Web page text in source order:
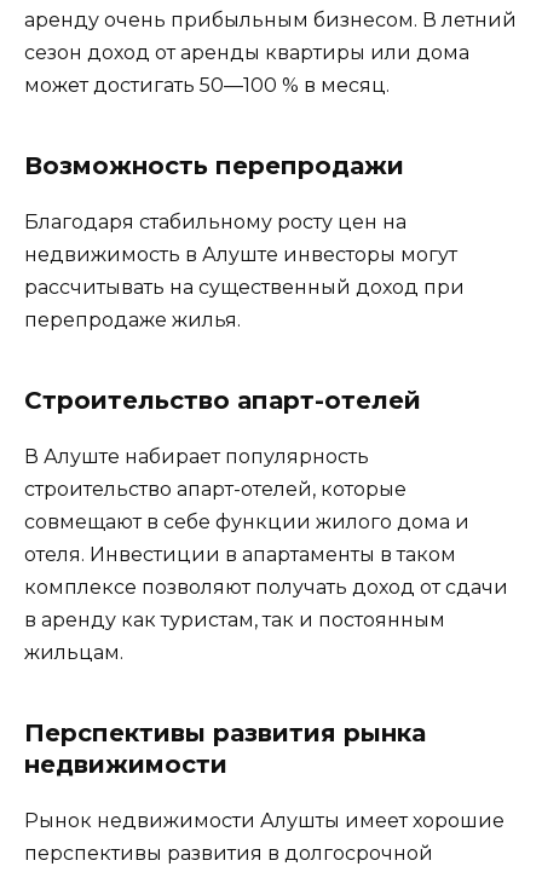
аренду очень прибыльным бизнесом. В летний
сезон доход от аренды квартиры или дома
может достигать 50—100 % в месяц.
Возможность перепродажи
Благодаря стабильному росту цен на
недвижимость в Алуште инвесторы могут
рассчитывать на существенный доход при
перепродаже жилья.
Строительство апарт-отелей
В Алуште набирает популярность
строительство апарт-отелей, которые
совмещают в себе функции жилого дома и
отеля. Инвестиции в апартаменты в таком
комплексе позволяют получать доход от сдачи
в аренду как туристам, так и постоянным
жильцам.
Перспективы развития рынка
недвижимости
Рынок недвижимости Алушты имеет хорошие
перспективы развития в долгосрочной